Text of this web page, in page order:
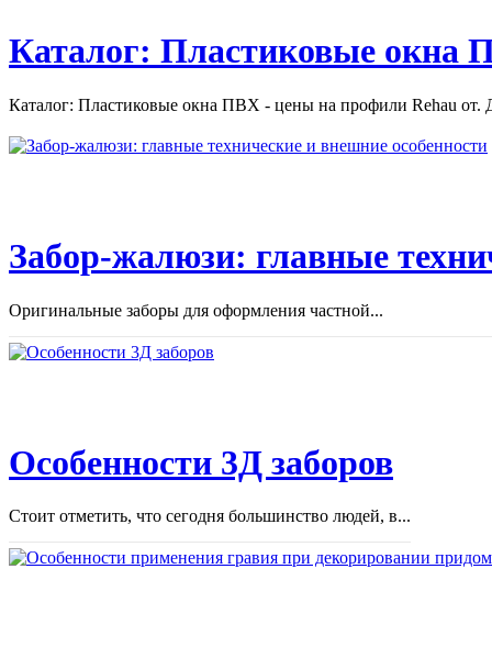
Каталог: Пластиковые окна
Каталог: Пластиковые окна ПВХ - цены на профили Rehau от.
Забор-жалюзи: главные
Оригинальные заборы для оформления частной...
Особенности 3Д заборов
Стоит отметить, что сегодня большинство людей, в...